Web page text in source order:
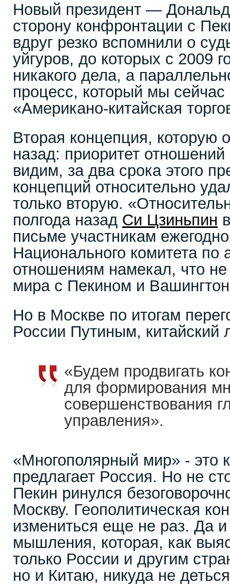
Новый президент —
сторону конфронтации с
вдруг резко вспомнили о
уйгуров, до которых с 2009
никакого дела, а
процесс, который мы сейчас
«Американо-китайская
Вторая концепция, которую
назад: приоритет
видим, за два срока этого
концепций относительно
только вторую.
полгода назад Си Цзиньпин
письме участникам
Национального комитета по
отношениям намекал, что не
мира с Пекином и
Но в Москве по итогам
России Путиным, китайский
«Будем продвигать
для формирования
совершенствования
управления».
«Многополярный мир» - это
предлагает Россия. Но не
Пекин ринулся
Москву. Геополитическая
измениться еще не раз. Да
мышления, которая, как
только России и другим
но и Китаю, никуда не